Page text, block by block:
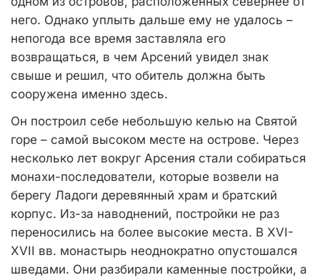
него. Однако уплыть дальше ему не удалось –
непогода все время заставляла его
возвращаться, в чем Арсений увидел знак
свыше и решил, что обитель должна быть
сооружена именно здесь.
Он построил себе небольшую келью на Святой
горе – самой высоком месте на острове. Через
несколько лет вокруг Арсения стали собираться
монахи-последователи, которые возвели на
берегу Ладоги деревянный храм и братский
корпус. Из-за наводнений, постройки не раз
переносились на более высокие места. В XVI-
XVII вв. монастырь неоднократно опустошался
шведами. Они разбирали каменные постройки, а